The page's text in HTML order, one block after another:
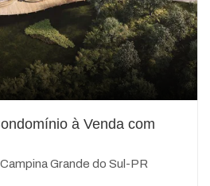
à Venda com
Grande do Sul-PR